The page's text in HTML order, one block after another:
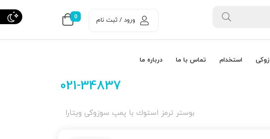
0 ورود / ثبت نام
استخدام تماس با ما درباره ما
021-34837
بوستر ترمز استوك با پمپ سوزوکی ویتارا